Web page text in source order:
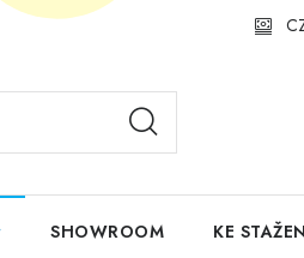
SHOWROOM KE